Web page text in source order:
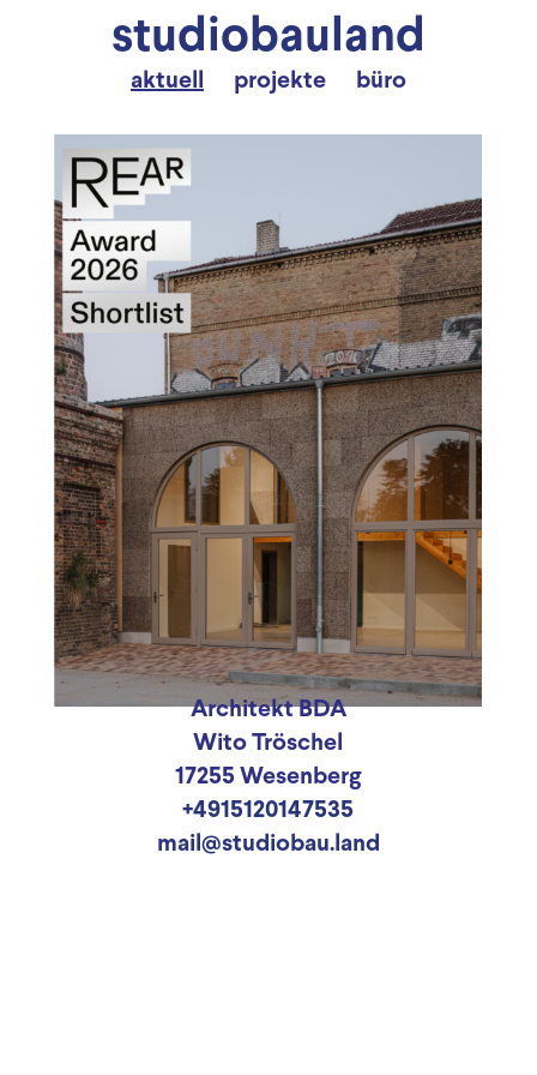
aktuell projekte büro
studiobauland
Architekt BDA
Wito Tröschel
17255 Wesenberg
+4915120147535
mail@studiobau.land